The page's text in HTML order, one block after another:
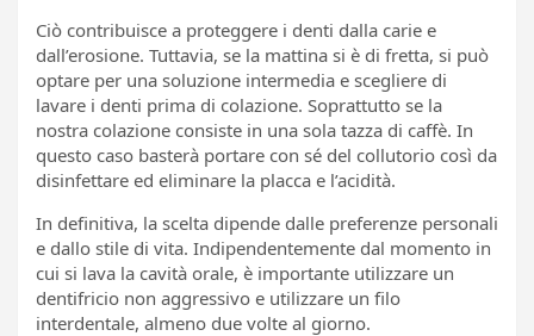
Ciò contribuisce a proteggere i denti dalla carie e
dall’erosione. Tuttavia, se la mattina si è di fretta, si può
optare per una soluzione intermedia e scegliere di
lavare i denti prima di colazione. Soprattutto se la
nostra colazione consiste in una sola tazza di caffè. In
questo caso basterà portare con sé del collutorio così da
disinfettare ed eliminare la placca e l’acidità.
In definitiva, la scelta dipende dalle preferenze personali
e dallo stile di vita. Indipendentemente dal momento in
cui si lava la cavità orale, è importante utilizzare un
dentifricio non aggressivo e utilizzare un filo
interdentale, almeno due volte al giorno.